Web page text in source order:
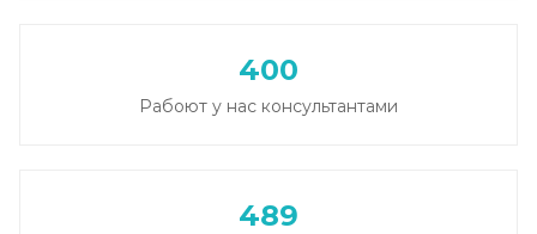
400
Рабоют у нас консультантами
489